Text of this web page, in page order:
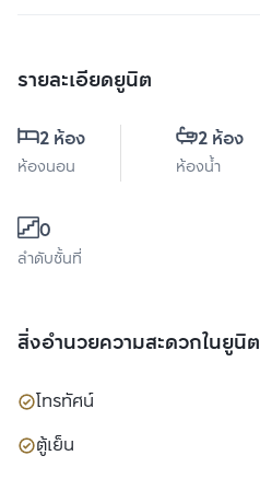
รายละเอียดยูนิต
2 ห้อง
ห้องนอน
2 ห้อง
ห้องน้ำ
0
ลำดับชั้นที่
สิ่งอำนวยความสะดวกในยูนิต
โทรทัศน์
ตู้เย็น